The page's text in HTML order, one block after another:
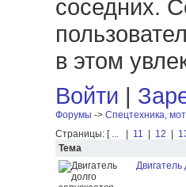
соседних.
в этом
Войти |
Форумы -> Спецтехника,
Страницы: [ ... 11 12
Тема
Двигатель